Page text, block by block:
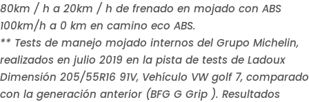
80km / h a 20km / h de frenado en mojado con ABS
100km/h a 0 km en camino eco ABS.
** Tests de manejo mojado internos del Grupo Michelin,
realizados en julio 2019 en la pista de tests de Ladoux
Dimensión 205/55R16 91V, Vehículo VW golf 7, comparado
con la generación anterior (BFG G Grip ). Resultados